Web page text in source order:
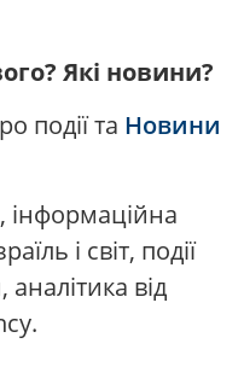
Які новини?
події та Новини
інформаційна
і світ, події
від